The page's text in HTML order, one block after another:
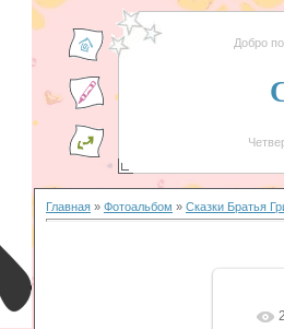
Добро
Главная » Фотоальбом » Сказки Братья